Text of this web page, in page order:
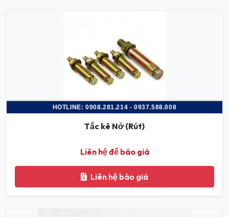
HOTLINE: 0908.281.214 - 0937.588.008
Tắc kê Nở (Rút)
Liên hệ để báo giá
Liên hệ báo giá